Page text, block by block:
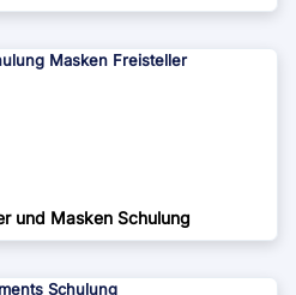
und Masken Schulung